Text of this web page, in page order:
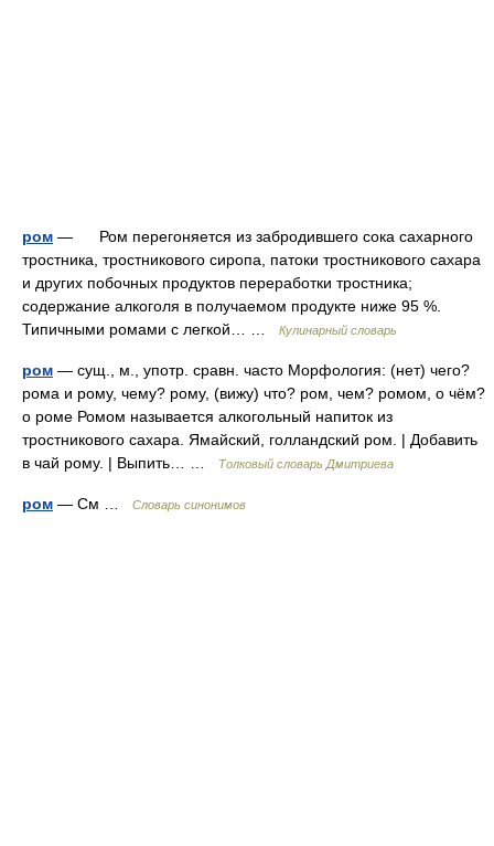
ром — Ром перегоняется из забродившего сока сахарного
тростника, тростникового сиропа, патоки тростникового сахара
и других побочных продуктов переработки тростника;
содержание алкоголя в получаемом продукте ниже 95 %.
Типичными ромами с легкой… …
Кулинарный словарь
ром — сущ., м., употр. сравн. часто Морфология: (нет) чего?
рома и рому, чему? рому, (вижу) что? ром, чем? ромом, о чём?
о роме Ромом называется алкогольный напиток из
тростникового сахара. Ямайский, голландский ром. | Добавить
в чай рому. | Выпить… …
Толковый словарь Дмитриева
ром — См … Словарь синонимов